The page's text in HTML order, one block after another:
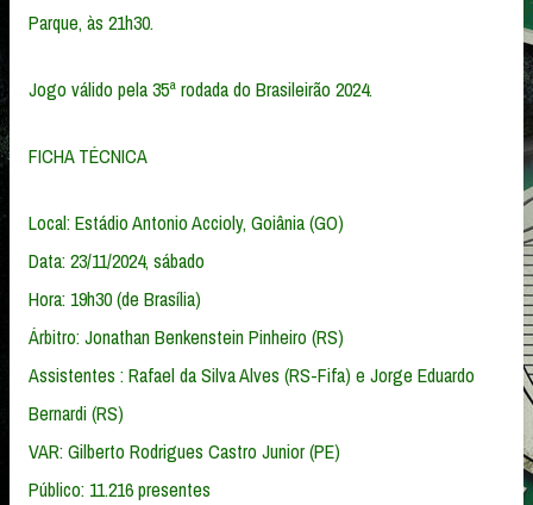
Parque, às 21h30.
Jogo válido pela 35ª rodada do Brasileirão 2024.
FICHA TÉCNICA
Local: Estádio Antonio Accioly, Goiânia (GO)
Data: 23/11/2024, sábado
Hora: 19h30 (de Brasília)
Árbitro: Jonathan Benkenstein Pinheiro (RS)
Assistentes : Rafael da Silva Alves (RS-Fifa) e Jorge Eduardo
Bernardi (RS)
VAR: Gilberto Rodrigues Castro Junior (PE)
Público: 11.216 presentes